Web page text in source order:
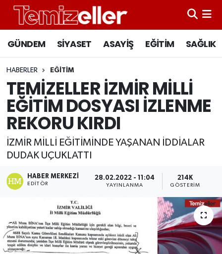
GÜNDEM SİYASET ASAYİŞ EĞİTİM SAĞLIK
HABERLER EĞİTİM
TEMİZELLER İZMİR MİLLİ
EĞİTİM DOSYASI İZLENME
REKORU KIRDI
İZMİR MİLLİ EĞİTİMİNDE YAŞANAN İDDİALAR
DUDAK UÇUKLATTI
HABER MERKEZI
EDITÖR
28.02.2022 - 11:04
YAYINLANMA
214K
GÖSTERIM
CANLI YAYIN
ASAYİŞ
EĞİTİM
SAĞLIK
Hava Durumu
Süper Lig Puan Durumu ve Fikstür
Tüm Manşetler
Son Dakika Haberleri